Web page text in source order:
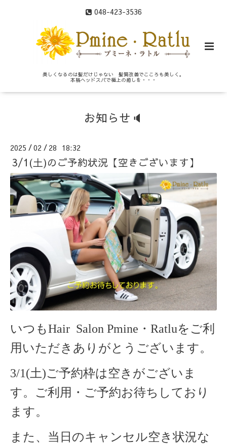
048-423-3536
美しくなるのは髪だけじゃない 髪質改善でこころも美しく。
本格ヘッドスパで極上の癒しを・・・
お知らせ🔈
2025 /02 / 28 18:32
3/1(土)のご予約状況【空きございます】
いつもHair Salon Pmine・Ratluをご利
用いただきありがとうございます。
3/1(土)ご予約枠は空きがございま
す。ご利用・ ご予約お待ちしており
ます。
また、当日のキャンセル空き状況な